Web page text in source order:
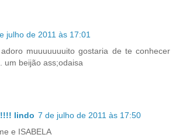
julho de 2011 às 17:01
muuuuuuuito gostaria de te conhecer
um beijão ass;odaisa
lindo 7 de julho de 2011 às 17:50
e ISABELA